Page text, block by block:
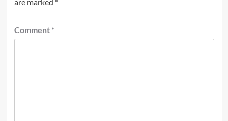
are marked *
Comment *